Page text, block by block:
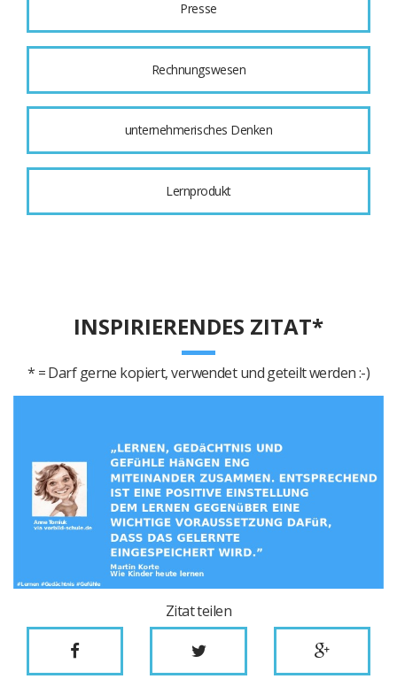
Presse
Rechnungswesen
unternehmerisches Denken
Lernprodukt
INSPIRIERENDES ZITAT*
* = Darf gerne kopiert, verwendet und geteilt werden :-)
Zitat teilen